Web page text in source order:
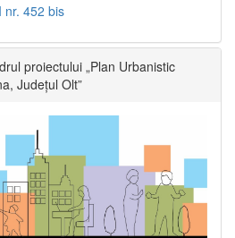
nr. 452 bis
proiectului „Plan Urbanistic
Județul Olt”